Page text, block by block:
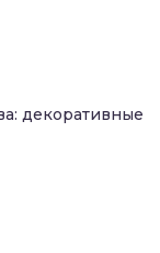
декоративные